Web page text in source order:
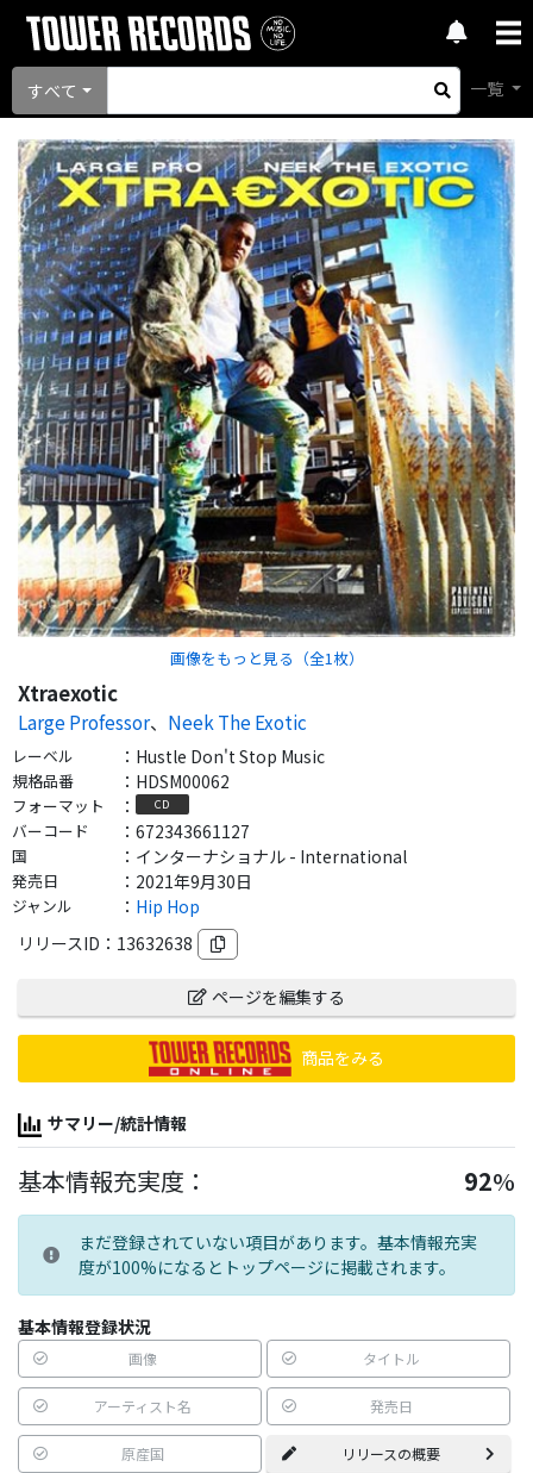
すべて 一覧
画像をもっと見る（全1 枚）
Xtraexotic
Large Professor、 Neek The Exotic
レーベル ： Hustle Don't Stop Music
規格品番 ： HDSM00062
フォーマット ： CD
バーコード ： 672343661127
国 ： インターナショナル - International
発売日 ： 2021年9月30日
ジャンル ： Hip Hop
リリースID： 13632638
ページを編集する
商品をみる
サマリー/統計情報
基本情報充実度： 92%
まだ登録されていない項目があります。基本情報充実
度が100%になるとトップページに掲載されます。
基本情報登録状況
画像 タイトル
アーティスト名 発売日
原産国 リリースの概要